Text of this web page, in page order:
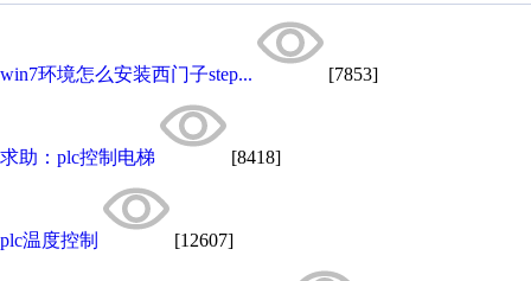
win7环境怎么安装西门子step... [7853]
求助：plc控制电梯 [8418]
plc温度控制 [12607]